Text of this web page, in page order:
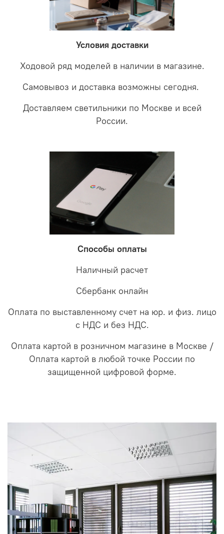
светильники на экспертизу производителю. После
проверки будет выясненная причина поломки и
соотношении с светодиодными. В этом случае покупая
LED светильники не только экономите деньги но еще
забудете что такое тусклость и недостаток освещения.
Условия доставки
Ходовой ряд моделей в наличии в магазине.
Самовывоз и доставка возможны сегодня.
Доставляем светильники по Москве и всей
России.
Способы оплаты
Наличный расчет
Сбербанк онлайн
Оплата по выставленному счет на юр. и физ. лицо
с НДС и без НДС.
Оплата картой в розничном магазине в Москве /
Оплата картой в любой точке России по
защищенной цифровой форме.